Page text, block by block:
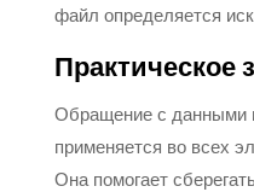
файл определяется
Практическое
Обращение с
применяется во всех
Она помогает